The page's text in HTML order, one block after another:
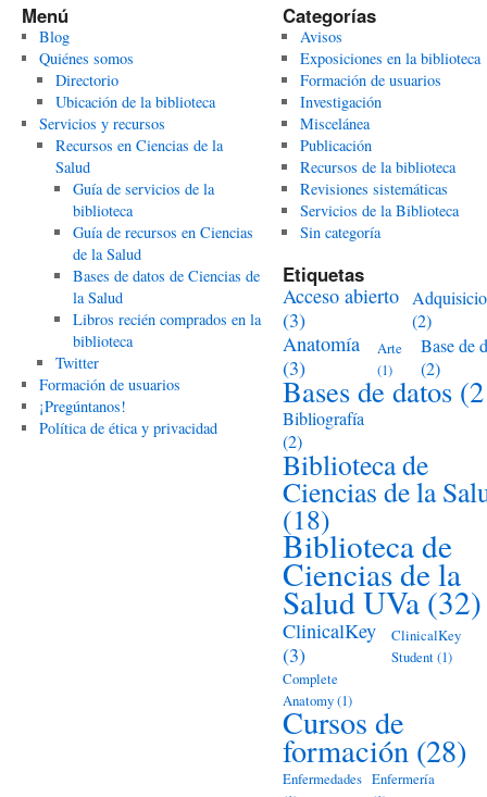
Menú
Blog
Quiénes somos
Directorio
Ubicación de la biblioteca
Servicios y recursos
Recursos en Ciencias de la
Salud
Guía de servicios de la
biblioteca
Guía de recursos en Ciencias
de la Salud
Bases de datos de Ciencias de
la Salud
Libros recién comprados en la
biblioteca
Twitter
Formación de usuarios
¡Pregúntanos!
Política de ética y privacidad
Categorías
Avisos
Exposiciones en la biblioteca
Formación de usuarios
Investigación
Miscelánea
Publicación
Recursos de la biblioteca
Revisiones sistemáticas
Servicios de la Biblioteca
Sin categoría
Etiquetas
Acceso abierto
(3)
(2)
Anatomía
(3)
Arte
(1)
Base de
(2)
Bases de datos
Bibliografía
(2)
Biblioteca de
Ciencias de la
(18)
Biblioteca de
Ciencias de la
Salud UVa (32)
ClinicalKey
(3)
ClinicalKey
Student(1)
Complete
Anatomy(1)
Cursos de
formación (28)
Enfermedades Enfermería